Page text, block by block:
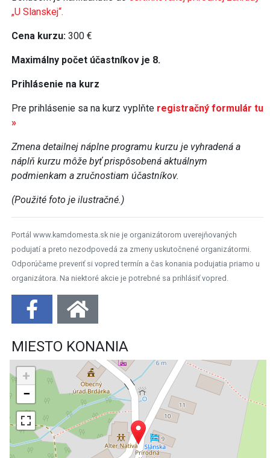
„U Slanskej“.
Cena kurzu: 300 €
Maximálny počet účastníkov je 8.
Prihlásenie na kurz
Pre prihlásenie sa na kurz vyplňte registračný formulár tu
»
Zmena detailnej náplne programu kurzu je vyhradená a
náplň kurzu môže byť prispôsobená aktuálnym
podmienkam a zručnostiam účastníkov.
(Použité foto je ilustračné.)
Portál www.kamdomesta.sk nie je organizátorom uverejňovaných
podujatí a preto nezodpovedá za zmeny uskutočnené organizátormi.
Odporúčame preveriť si vopred termín a čas konania podujatia priamo u
organizátora. Na niektoré akcie je potrebné sa prihlásiť vopred.
MIESTO KONANIA
+
−